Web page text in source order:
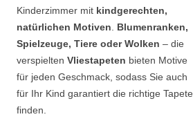
Kinderzimmer mit kindgerechten,
natürlichen Motiven
Blumenranken,
Spielzeuge, Tiere oder Wolken – die
verspielten Vliestapeten bieten Motive
für jeden Geschmack, sodass Sie auch
für Ihr Kind garantiert die richtige Tapete
finden.